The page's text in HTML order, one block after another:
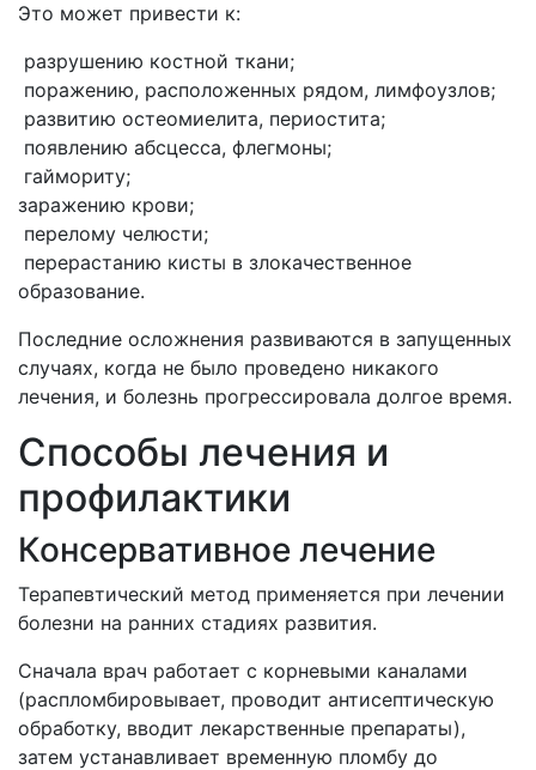
Это может привести к:
разрушению костной ткани;
поражению, расположенных рядом, лимфоузлов;
развитию остеомиелита, периостита;
появлению абсцесса, флегмоны;
гаймориту;
заражению крови;
перелому челюсти;
перерастанию кисты в злокачественное
образование.
Последние осложнения развиваются в запущенных
случаях, когда не было проведено никакого
лечения, и болезнь прогрессировала долгое время.
Способы лечения и
профилактики
Консервативное лечение
Терапевтический метод применяется при лечении
болезни на ранних стадиях развития.
Сначала врач работает с корневыми каналами
(распломбировывает, проводит антисептическую
обработку, вводит лекарственные препараты),
затем устанавливает временную пломбу до